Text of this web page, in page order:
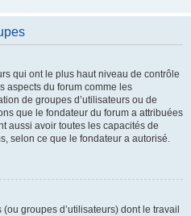
qui ont le plus haut niveau de contrôle
aspects du forum comme les
de groupes d’utilisateurs ou de
que le fondateur du forum a attribuées
aussi avoir toutes les capacités de
selon ce que le fondateur a autorisé.
groupes d’utilisateurs) dont le travail